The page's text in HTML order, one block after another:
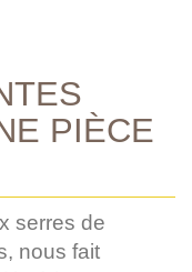
PIÈCE
serres de
nous fait